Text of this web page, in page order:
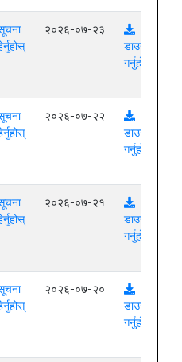
२०२६-०७-२३
डाउनलोड
गर्नुहोस्
२०२६-०७-२२
डाउनलोड
गर्नुहोस्
२०२६-०७-२१
डाउनलोड
गर्नुहोस्
२०२६-०७-२०
डाउनलोड
गर्नुहोस्